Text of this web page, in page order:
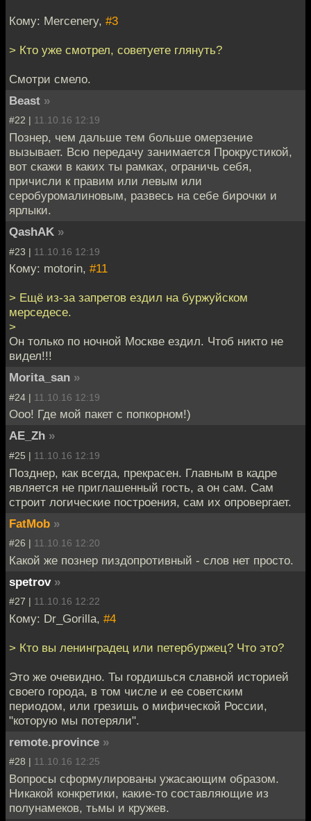
Кому: Mercenery, #3
> Кто уже смотрел, советуете глянуть?
Смотри смело.
Beast »
#22 | 11.10.16 12:19
Познер, чем дальше тем больше омерзение
вызывает. Всю передачу занимается Прокрустикой,
вот скажи в каких ты рамках, ограничь себя,
причисли к правим или левым или
серобуромалиновым, развесь на себе бирочки и
ярлыки.
QashAK »
#23 | 11.10.16 12:19
Кому: motorin, #11
> Ещё из-за запретов ездил на буржуйском
мерседесе.
>
Он только по ночной Москве ездил. Чтоб никто не
видел!!!
Morita_san »
#24 | 11.10.16 12:19
Ооо! Где мой пакет с попкорном!)
AE_Zh »
#25 | 11.10.16 12:19
Позднер, как всегда, прекрасен. Главным в кадре
является не приглашенный гость, а он сам. Сам
строит логические построения, сам их опровергает.
FatMob »
#26 | 11.10.16 12:20
Какой же познер пиздопротивный - слов нет просто.
spetrov »
#27 | 11.10.16 12:22
Кому: Dr_Gorilla, #4
> Кто вы ленинградец или петербуржец? Что это?
Это же очевидно. Ты гордишься славной историей
своего города, в том числе и ее советским
периодом, или грезишь о мифической России,
"которую мы потеряли".
remote.province »
#28 | 11.10.16 12:25
Вопросы сформулированы ужасающим образом.
Никакой конкретики, какие-то составляющие из
полунамеков, тьмы и кружев.